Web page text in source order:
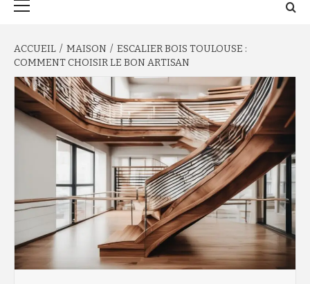
ACCUEIL MAISON
ESCALIER BOIS TOULOUSE :
COMMENT CHOISIR LE BON ARTISAN